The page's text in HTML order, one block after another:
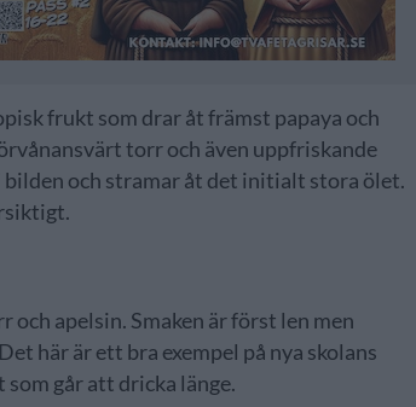
frukt som drar åt främst papaya och
torr och även uppfriskande
bilden och stramar åt det initialt stora ölet.
apelsin. Smaken är först len men
här är ett bra exempel på nya skolans
går att dricka länge.